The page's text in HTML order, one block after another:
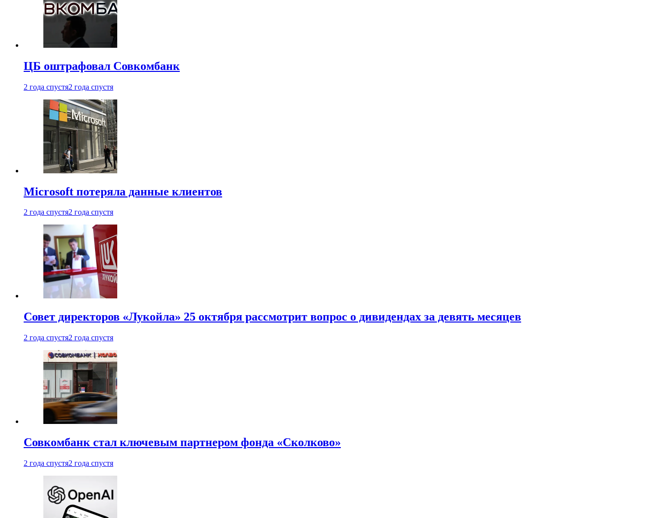
ЦБ оштрафовал Совкомбанк
2 года спустя2 года спустя
Microsoft потеряла данные клиентов
2 года спустя2 года спустя
Совет директоров «Лукойла» 25 октября рассмотрит вопрос о дивидендах за девять месяцев
2 года спустя2 года спустя
Совкомбанк стал ключевым партнером фонда «Сколково»
2 года спустя2 года спустя